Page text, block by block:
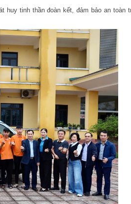
huy tinh thần đoàn kết, đảm bảo an toàn